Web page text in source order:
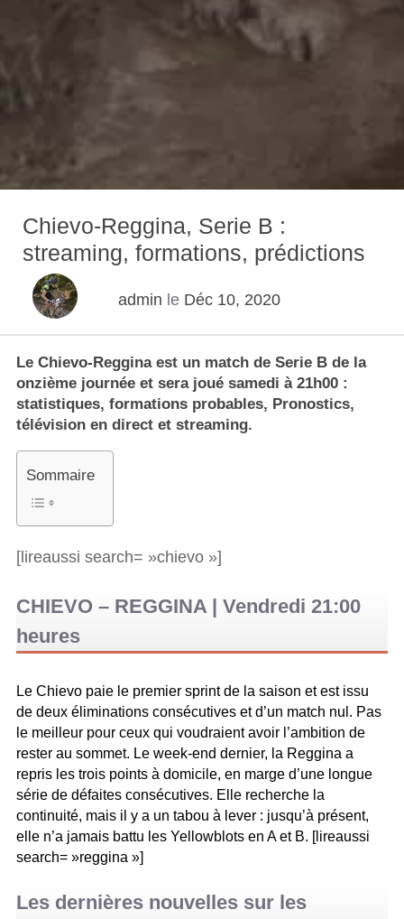
Chievo-Reggina, Serie B :
streaming, formations, prédictions
admin le Déc 10, 2020
Le Chievo-Reggina est un match de Serie B de la
onzième journée et sera joué samedi à 21h00 :
statistiques, formations probables, Pronostics,
télévision en direct et streaming.
Sommaire
[lireaussi search= »chievo »]
CHIEVO – REGGINA | Vendredi 21:00
heures
Le Chievo paie le premier sprint de la saison et est issu
de deux éliminations consécutives et d’un match nul. Pas
le meilleur pour ceux qui voudraient avoir l’ambition de
rester au sommet. Le week-end dernier, la Reggina a
repris les trois points à domicile, en marge d’une longue
série de défaites consécutives. Elle recherche la
continuité, mais il y a un tabou à lever : jusqu’à présent,
elle n’a jamais battu les Yellowblots en A et B. [lireaussi
search= »reggina »]
Les dernières nouvelles sur les